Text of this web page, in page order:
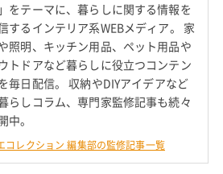
をテーマに、暮らしに関する情報を
するインテリア系WEBメディア。 家
照明、キッチン用品、ペット用品や
トドアなど暮らしに役立つコンテン
毎日配信。 収納やDIYアイデアなど
らしコラム、専門家監修記事も続々
中。
コレクション 編集部の監修記事一覧